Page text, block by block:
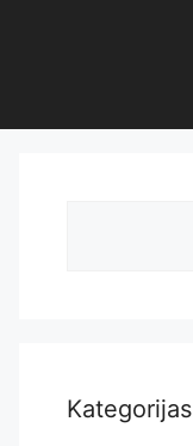
Kategorijas